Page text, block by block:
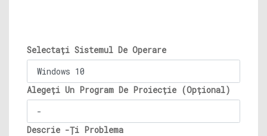
Selectați Sistemul De Operare
Alegeți Un Program De Proiecție (Opțional)
Descrie -Ți Problema